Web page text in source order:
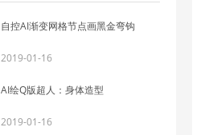
自控AI渐变网格节点画黑金弯钩
2019-01-16
AI绘Q版超人：身体造型
2019-01-16